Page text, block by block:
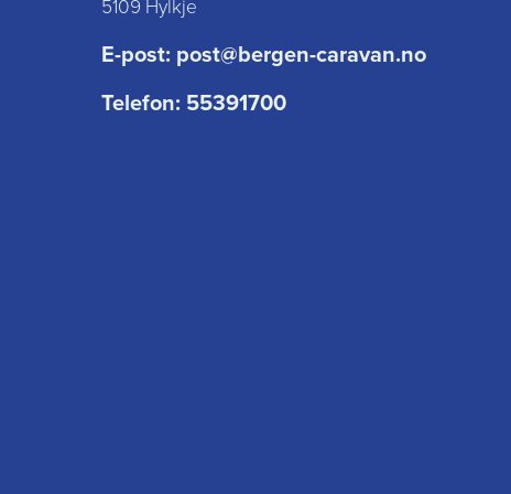
5109 Hylkje
E-post: post@bergen-caravan.no
Telefon: 55391700